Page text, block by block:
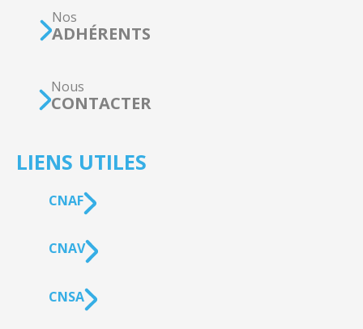
Nos
ADHÉRENTS
Nous
CONTACTER
LIENS UTILES
CNAF
CNAV
CNSA